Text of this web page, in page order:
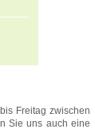
Freitag zwischen
Sie uns auch eine